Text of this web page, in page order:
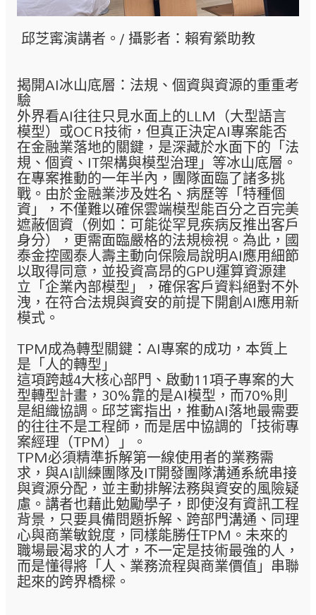
邱芝寗演講者。/ 攝影者：賴宥縈助教
揭開AI冰山底層：法規、個資與資源的重重考
驗
外界看AI往往只見水面上的LLM（大型語言
模型）或OCR技術，但真正決定AI專案能否
在金融業落地的關鍵，是深藏於水面下的「法
規、個資、IT架構與模型治理」等冰山底層。
在專案推動的一年半內，團隊面臨了諸多挑
戰。由於金融業涉及姓名、病歷等「特種個
資」，不僅難以確保雲端模型能百分之百完美
遮蔽個資（例如：可能從罕見疾病反推出客戶
身分），更需面臨嚴格的法規檢視。為此，國
泰金控國泰人壽主動向保險局說明AI應用細節
以取得同意，並投資高昂的GPU運算資源建
立「企業內部模型」，確保客戶資料絕對不外
洩，在符合法規與資安的前提下開創AI應用新
模式。
TPM成為轉型關鍵：AI專案的成功，本質上
是「人的轉型」
這項跨越4大核心部門、啟動11項子專案的大
型轉型計畫，30%靠的是AI模型，而70%則
是組織協調。邱芝寗指出，推動AI落地最需要
的往往不是工程師，而是居中協調的「技術專
案經理（TPM）」。
TPM必須精準拆解第一線使用者的業務需
求，與AI訓練團隊及IT開發團隊溝通系統串接
與資源分配，並主動排解法務與資安的風險疑
慮。講者也藉此勉勵學子，即使沒有資訊工程
背景，只要具備問題拆解、跨部門溝通、同理
心與商業敏銳度，同樣能勝任TPM。未來的
職場最渴求的人才，不一定是技術最強的人，
而是懂得將「人、業務流程與商業價值」串聯
起來的跨界橋樑。